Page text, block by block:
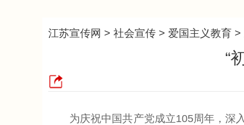
江苏宣传网 > 社会宣传 > 爱国主义教育 >
“
为庆祝中国共产党成立105周年，深入